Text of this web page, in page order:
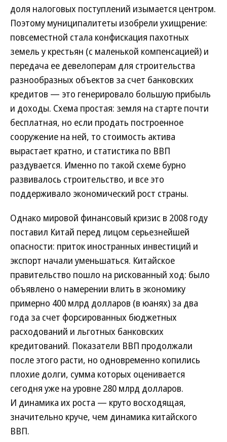
доля налоговых поступлений изымается центром.
Поэтому муниципалитеты изобрели ухищрение:
повсеместной стала конфискация пахотных
земель у крестьян (с маленькой компенсацией) и
передача ее девелоперам для строительства
разнообразных объектов за счет банковских
кредитов — это генерировало большую прибыль
и доходы. Схема простая: земля на старте почти
бесплатная, но если продать построенное
сооружение на ней, то стоимость актива
вырастает кратно, и статистика по ВВП
раздувается. Именно по такой схеме бурно
развивалось строительство, и все это
поддерживало экономический рост страны.
Однако мировой финансовый кризис в 2008 году
поставил Китай перед лицом серьезнейшей
опасности: приток иностранных инвестиций и
экспорт начали уменьшаться. Китайское
правительство пошло на рискованный ход: было
объявлено о намерении влить в экономику
примерно 400 млрд долларов (в юанях) за два
года за счет форсированных бюджетных
расходований и льготных банковских
кредитований. Показатели ВВП продолжали
после этого расти, но одновременно копились
плохие долги, сумма которых оценивается
сегодня уже на уровне 280 млрд долларов.
И динамика их роста — круто восходящая,
значительно круче, чем динамика китайского
ВВП.